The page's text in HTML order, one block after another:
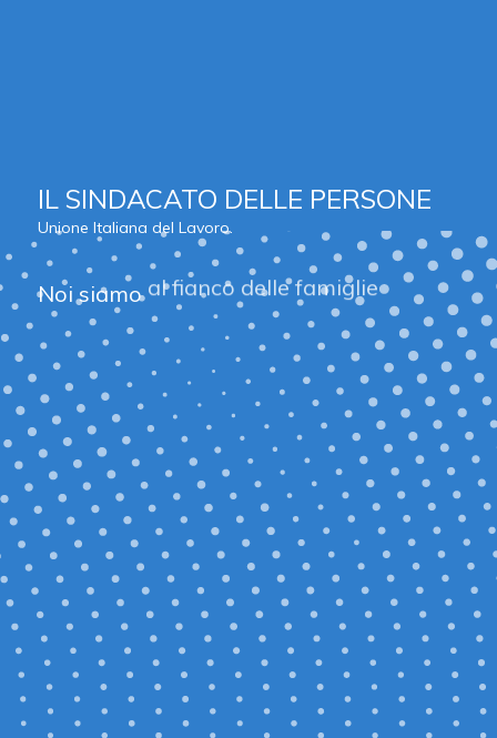
IL SINDACATO DELLE PERSONE
Unione Italiana del Lavoro.
Noi siamoal fianco delle famiglie